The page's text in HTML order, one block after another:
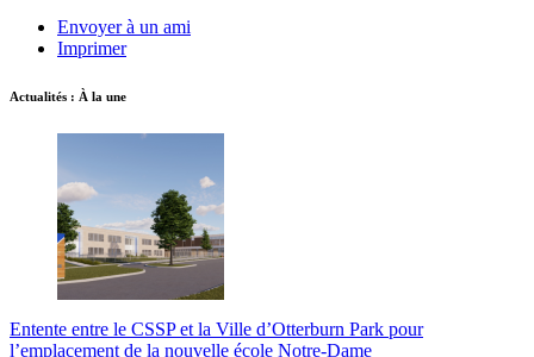
Envoyer à un ami
Imprimer
Actualités : À la une
Entente entre le CSSP et la Ville d’Otterburn Park pour
l’emplacement de la nouvelle école Notre-Dame